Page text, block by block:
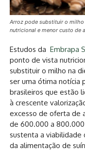
Arroz pode substituir o
nutricional e menor custo de
Estudos da Embrapa
ponto de vista
substituir o milho na
ser uma ótima notícia
brasileiros que estão
à crescente
excesso de oferta de
de 600.000 a
sustenta a viabilidade
da alimentação de